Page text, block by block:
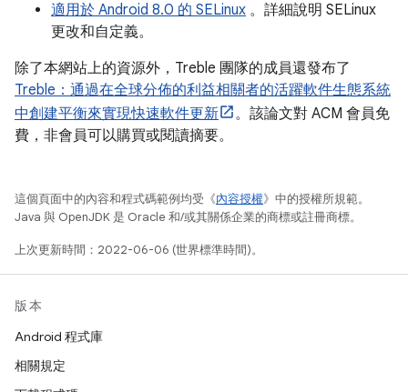
適用於 Android 8.0 的 SELinux 。詳細說明 SELinux
更改和自定義。
除了本網站上的資源外，Treble 團隊的成員還發布了
Treble：通過在全球分佈的利益相關者的活躍軟件生態系統
中創建平衡來實現快速軟件更新
。該論文對 ACM 會員免
費，非會員可以購買或閱讀摘要。
這個頁面中的內容和程式碼範例均受《內容授權》中的授權所規範。
Java 與 OpenJDK 是 Oracle 和/或其關係企業的商標或註冊商標。
上次更新時間：2022-06-06 (世界標準時間)。
版本
Android 程式庫
相關規定